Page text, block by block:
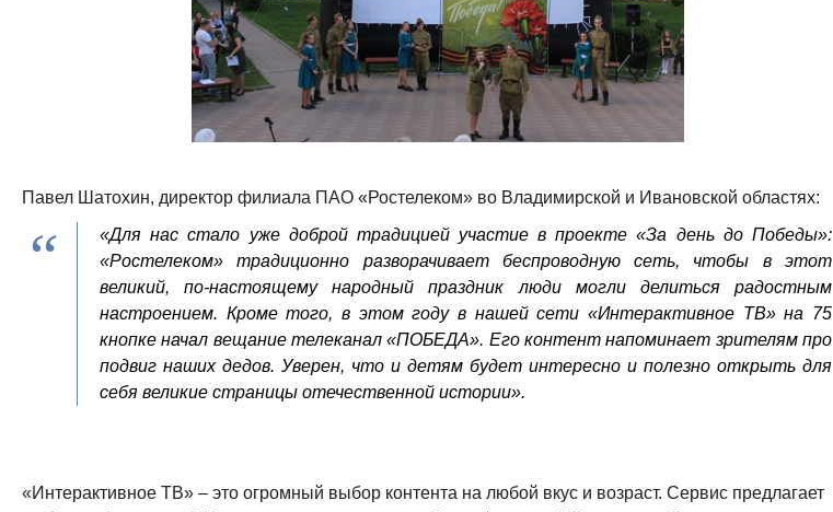
Павел Шатохин, директор филиала ПАО «Ростелеком» во Владимирской и Ивановской областях:
«Для нас стало уже доброй традицией участие в проекте «За день до Победы»:
«Ростелеком» традиционно разворачивает беспроводную сеть, чтобы в этот
великий, по-настоящему народный праздник люди могли делиться радостным
настроением. Кроме того, в этом году в нашей сети «Интерактивное ТВ» на 75
кнопке начал вещание телеканал «ПОБЕДА». Его контент напоминает зрителям про
подвиг наших дедов. Уверен, что и детям будет интересно и полезно открыть для
себя великие страницы отечественной истории».
«Интерактивное ТВ» – это огромный выбор контента на любой вкус и возраст. Сервис предлагает